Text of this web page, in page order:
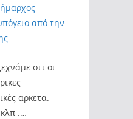
από την
οτι οι
αρκετα.
.…